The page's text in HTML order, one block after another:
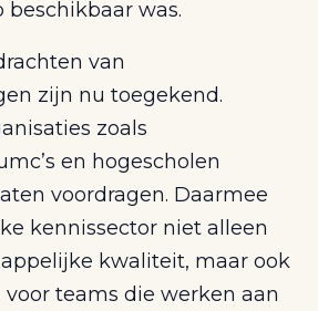
was.
van
zijn nu toegekend.
zoals
en hogescholen
voordragen. Daarmee
kennissector niet alleen
kwaliteit, maar ook
teams die werken aan